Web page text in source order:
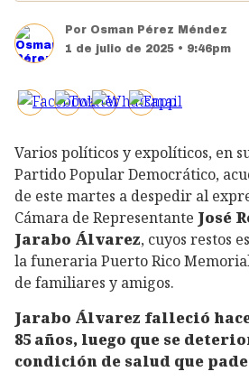
Por Osman Pérez Méndez
1 de julio de 2025 • 9:46pm
Varios políticos y expolíticos, en
Partido Popular Democrático,
de este martes a despedir al
Cámara de Representante José
Jarabo Álvarez, cuyos restos
la funeraria Puerto Rico
de familiares y amigos.
Jarabo Álvarez falleció
85 años, luego que se
condición de salud que